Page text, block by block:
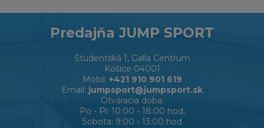
Predajňa JUMP SPORT
Študentská 1, Galla Centrum
Košice 04001
Mobil: +421 910 901 619
Email: jumpsport@jumpsport.sk
Otváracia doba:
Po - Pi: 10:00 - 18:00 hod,
Sobota: 9:00 - 13:00 hod